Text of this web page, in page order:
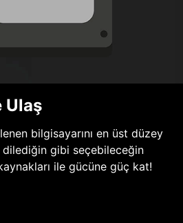
Ulaş
bilgisayarını en üst düzey
dilediğin gibi seçebileceğin
ile gücüne güç kat!